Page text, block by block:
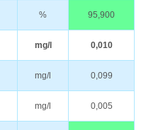
% 95,900
mg/l 0,010
mg/l 0,099
mg/l 0,005